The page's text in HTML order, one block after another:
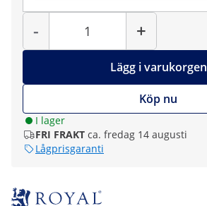
-
Antal
+
Lägg i varukorgen
Köp nu
I lager
FRI FRAKT ca. fredag 14 augusti
Lågprisgaranti